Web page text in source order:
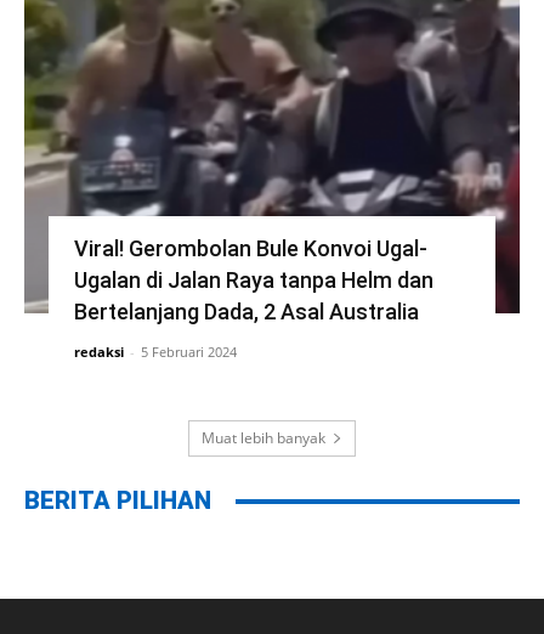
Viral! Gerombolan Bule Konvoi Ugal-
Ugalan di Jalan Raya tanpa Helm dan
Bertelanjang Dada, 2 Asal Australia
redaksi - 5 Februari 2024
Muat lebih banyak
BERITA PILIHAN